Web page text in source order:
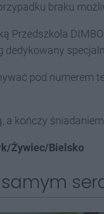
braku
Przedszkola
dedykowany
pod numerem
a kończy
Żywiec/Bielsko
samym